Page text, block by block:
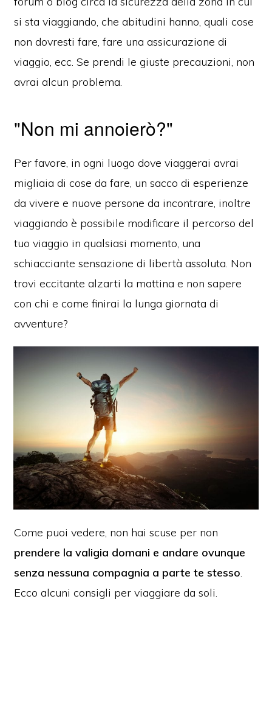
si sta viaggiando, che abitudini hanno, quali cose
non dovresti fare, fare una assicurazione di
viaggio, ecc. Se prendi le giuste precauzioni, non
avrai alcun problema.
"Non mi annoierò?"
Per favore, in ogni luogo dove viaggerai avrai
migliaia di cose da fare, un sacco di esperienze
da vivere e nuove persone da incontrare, inoltre
viaggiando è possibile modificare il percorso del
tuo viaggio in qualsiasi momento, una
schiacciante sensazione di libertà assoluta. Non
trovi eccitante alzarti la mattina e non sapere
con chi e come finirai la lunga giornata di
avventure?
Come puoi vedere, non hai scuse per non
prendere la valigia domani e andare ovunque
senza nessuna compagnia a parte te stesso.
Ecco alcuni consigli per viaggiare da soli.